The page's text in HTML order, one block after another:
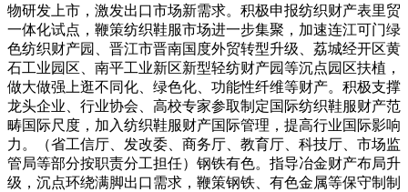
物研发上市，激发出口市场新需求。积极申报纺织财产表里贸
一体化试点，鞭策纺织鞋服市场进一步集聚，加速连江可门绿
色纺织财产园、晋江市晋南国度外贸转型升级、荔城经开区黄
石工业园区、南平工业新区新型轻纺财产园等沉点园区扶植，
做大做强上逛不同化、绿色化、功能性纤维等财产。积极支撑
龙头企业、行业协会、高校专家参取制定国际纺织鞋服财产范
畴国际尺度，加入纺织鞋服财产国际管理，提高行业国际影响
力。（省工信厅、发改委、商务厅、教育厅、科技厅、市场监
管局等部分按职责分工担任）钢铁有色。指导冶金财产布局升
级，沉点环绕满脚出口需求，鞭策钢铁、有色金属等保守制制